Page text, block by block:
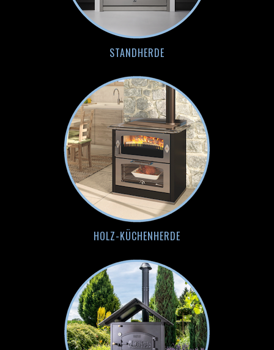
STANDHERDE
HOLZ-KÜCHENHERDE